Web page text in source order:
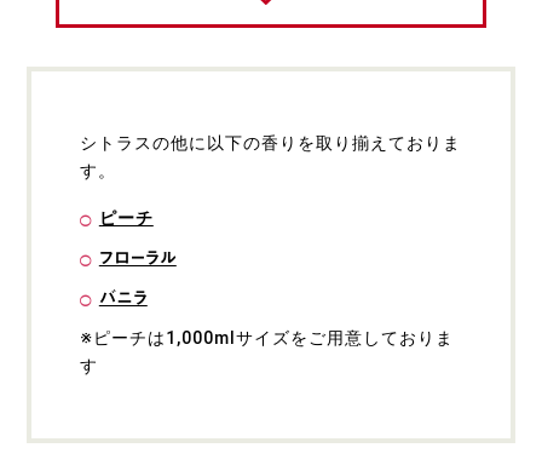
シトラスの他に以下の香りを取り揃えておりま
す。
ピーチ
フローラル
バニラ
※ピーチは1,000mlサイズをご用意しておりま
す